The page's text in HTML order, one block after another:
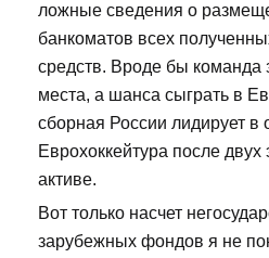
ложные сведения о
банкоматов всех
средств. Вроде бы команда
места, а шанса сыграть в
сборная России лидирует в
Еврохоккейтура после двух
активе.
Вот только насчет
зарубежных фондов я не